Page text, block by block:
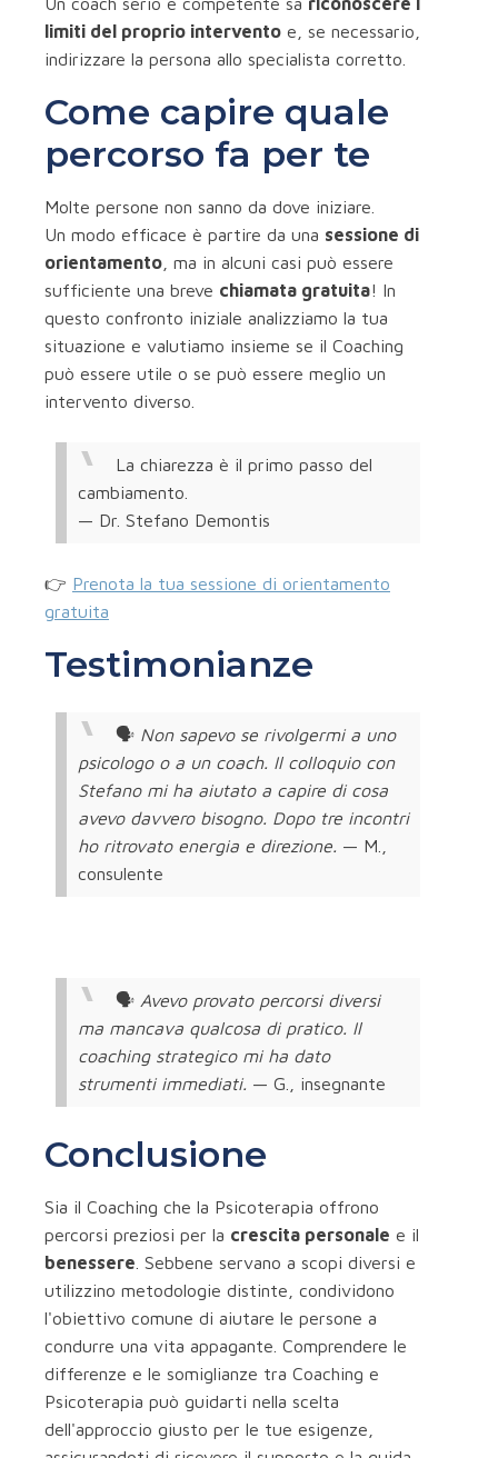
limiti del proprio intervento e, se necessario,
indirizzare la persona allo specialista corretto.
Come capire quale
percorso fa per te
Molte persone non sanno da dove iniziare.
Un modo efficace è partire da una sessione di
orientamento , ma in alcuni casi può essere
sufficiente una breve chiamata gratuita! In
questo confronto iniziale analizziamo la tua
situazione e valutiamo insieme se il Coaching
può essere utile o se può essere meglio un
intervento diverso.
La chiarezza è il primo passo del
cambiamento.
— Dr. Stefano Demontis
👉 Prenota la tua sessione di orientamento
gratuita
Testimonianze
🗣️ Non sapevo se rivolgermi a uno
psicologo o a un coach. Il colloquio con
Stefano mi ha aiutato a capire di cosa
avevo davvero bisogno. Dopo tre incontri
ho ritrovato energia e direzione. — M.,
consulente
🗣️ Avevo provato percorsi diversi
ma mancava qualcosa di pratico. Il
coaching strategico mi ha dato
strumenti immediati. — G., insegnante
Conclusione
Sia il Coaching che la Psicoterapia offrono
percorsi preziosi per la crescita personale e il
benessere . Sebbene servano a scopi diversi e
utilizzino metodologie distinte, condividono
l'obiettivo comune di aiutare le persone a
condurre una vita appagante. Comprendere le
differenze e le somiglianze tra Coaching e
Psicoterapia può guidarti nella scelta
dell'approccio giusto per le tue esigenze,